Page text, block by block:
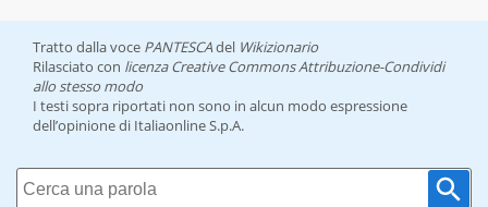
Tratto dalla voce PANTESCAdel Wikizionario
Rilasciato con licenza Creative Commons Attribuzione-Condividi
allo stesso modo
I testi sopra riportati non sono in alcun modo espressione
dell’opinione di Italiaonline S.p.A.